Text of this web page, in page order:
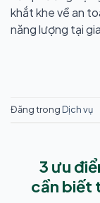
khắt khe về an
năng lượng tại
Đăng trong Dịch vụ
3 ưu
cần biết